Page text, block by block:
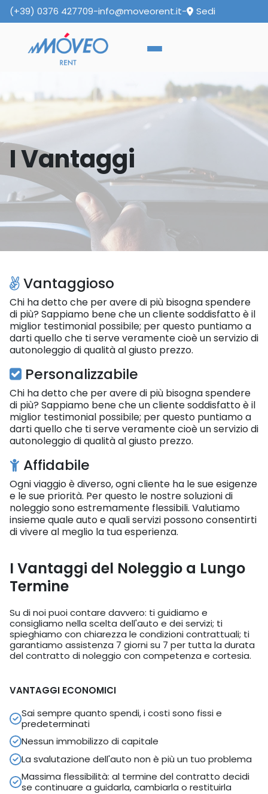
(+39) 0376 427709-info@moveorent.it- Sedi
I Vantaggi
Vantaggioso
Chi ha detto che per avere di più bisogna spendere
di più? Sappiamo bene che un cliente soddisfatto è il
miglior testimonial possibile; per questo puntiamo a
darti quello che ti serve veramente cioè un servizio di
autonoleggio di qualità al giusto prezzo.
Personalizzabile
Chi ha detto che per avere di più bisogna spendere
di più? Sappiamo bene che un cliente soddisfatto è il
miglior testimonial possibile; per questo puntiamo a
darti quello che ti serve veramente cioè un servizio di
autonoleggio di qualità al giusto prezzo.
Affidabile
Ogni viaggio è diverso, ogni cliente ha le sue esigenze
e le sue priorità. Per questo le nostre soluzioni di
noleggio sono estremamente flessibili. Valutiamo
insieme quale auto e quali servizi possono consentirti
di vivere al meglio la tua esperienza.
I Vantaggi del Noleggio a Lungo
Termine
Su di noi puoi contare davvero: ti guidiamo e
consigliamo nella scelta dell'auto e dei servizi; ti
spieghiamo con chiarezza le condizioni contrattuali; ti
garantiamo assistenza 7 giorni su 7 per tutta la durata
del contratto di noleggio con competenza e cortesia.
VANTAGGI ECONOMICI
Sai sempre quanto spendi, i costi sono fissi e
predeterminati
Nessun immobilizzo di capitale
La svalutazione dell'auto non è più un tuo problema
Massima flessibilità: al termine del contratto decidi
se continuare a guidarla, cambiarla o restituirla